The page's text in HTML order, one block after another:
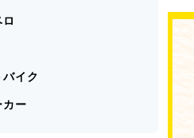
バイク
カー